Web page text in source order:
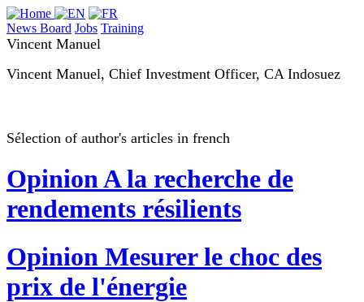
News Board Jobs Training
Vincent Manuel
Vincent Manuel, Chief Investment Officer, CA Indosuez
Sélection of author's articles in french
OpinionA la recherche de
rendements résilients
Opinion Mesurer le choc des
prix de l'énergie